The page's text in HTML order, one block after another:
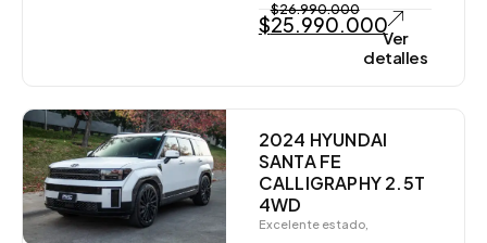
$26.990.000
$25.990.000
Ver
detalles
2024 HYUNDAI
SANTA FE
CALLIGRAPHY 2.5T
4WD
Excelente estado,